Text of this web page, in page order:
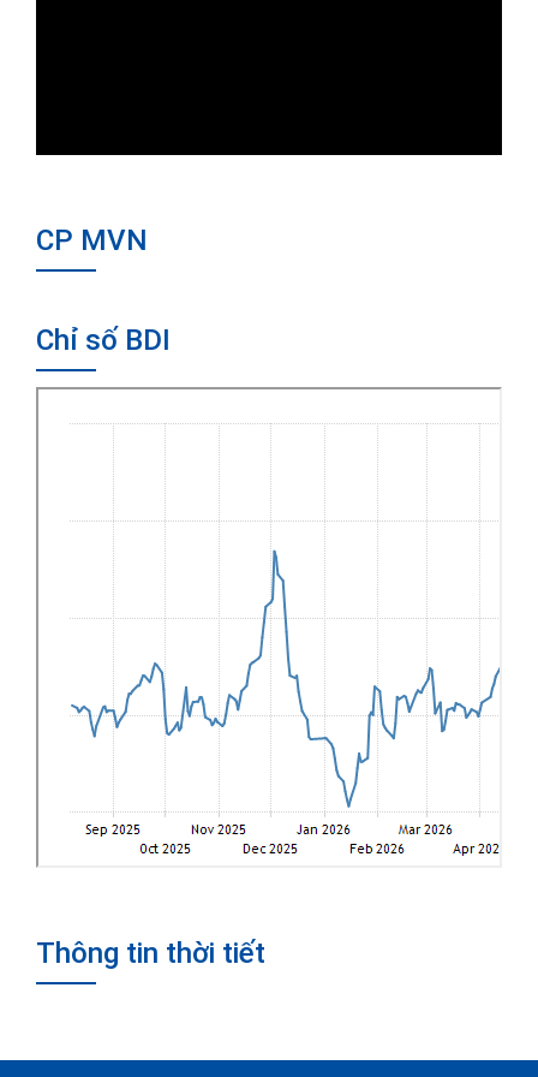
CP MVN
Chỉ số BDI
Thông tin thời tiết